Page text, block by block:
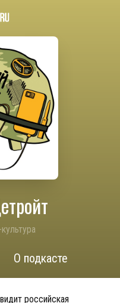
О подкасте
российская